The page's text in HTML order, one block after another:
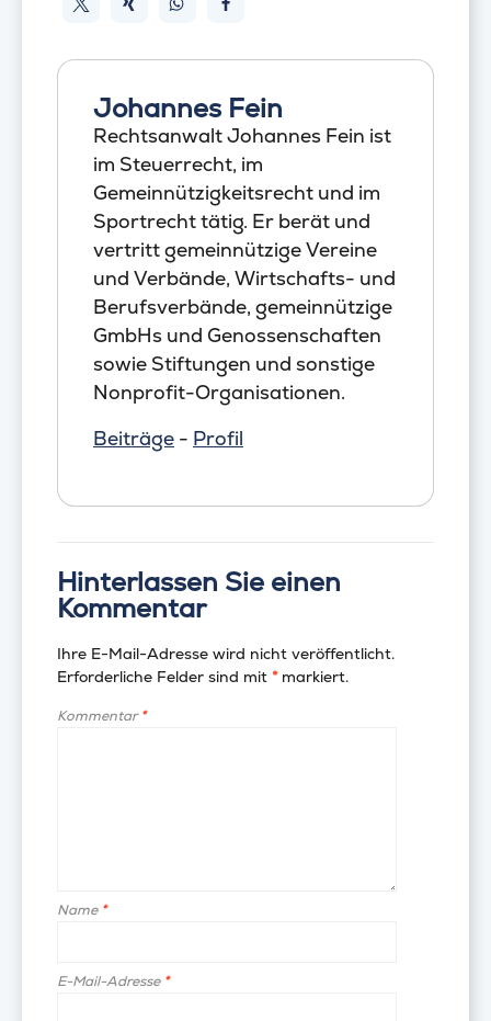
Johannes Fein
Rechtsanwalt Johannes Fein ist
im Steuerrecht, im
Gemeinnützigkeitsrecht und im
Sportrecht tätig. Er berät und
vertritt gemeinnützige Vereine
und Verbände, Wirtschafts- und
Berufsverbände, gemeinnützige
GmbHs und Genossenschaften
sowie Stiftungen und sonstige
Nonprofit-Organisationen.
Beiträge - Profil
Hinterlassen Sie einen
Kommentar
Ihre E-Mail-Adresse wird nicht veröffentlicht.
Erforderliche Felder sind mit *markiert.
Kommentar*
Name *
E-Mail-Adresse *